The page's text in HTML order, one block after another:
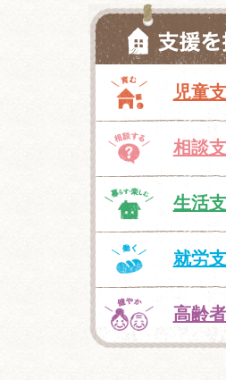
児童
相談
生活
就労
高齢